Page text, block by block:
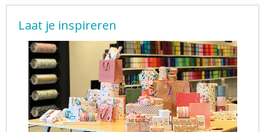
Laat je inspireren